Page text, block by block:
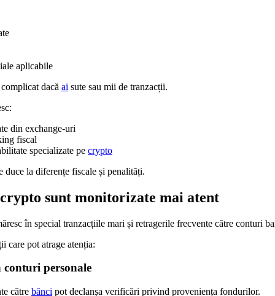
aplicabile
dacă ai sute sau mii de tranzacții.
din exchange-uri
fiscal
specializate pe crypto
duce la diferențe fiscale și penalități.
sunt monitorizate mai atent
în special tranzacțiile mari și retragerile frecvente către conturi
care pot atrage atenția:
personale
către bănci pot declanșa verificări privind proveniența fondurilor.